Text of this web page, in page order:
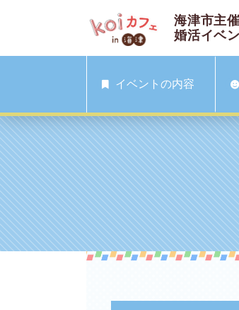
海津市主催
婚活イベ
イベントの内容